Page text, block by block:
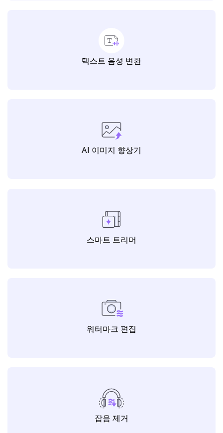
텍스트 음성 변환
AI 이미지 향상기
스마트 트리머
워터마크 편집
잡음 제거